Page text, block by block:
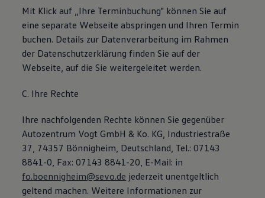
Mit Klick auf „Ihre Terminbuchung" können Sie auf
eine separate Webseite abspringen und Ihren Termin
buchen. Details zur Datenverarbeitung im Rahmen
der Datenschutzerklärung finden Sie auf der
Webseite, auf die Sie weitergeleitet werden.
C. Ihre Rechte
Ihre nachfolgenden Rechte können Sie gegenüber
Autozentrum Vogt GmbH & Ko. KG, Industriestraße
37, 74357 Bönnigheim, Deutschland, Tel.: 07143
8841-0, Fax: 07143 8841-20, E-Mail: in
fo.boennigheim@sevo.de jederzeit unentgeltlich
geltend machen. Weitere Informationen zur